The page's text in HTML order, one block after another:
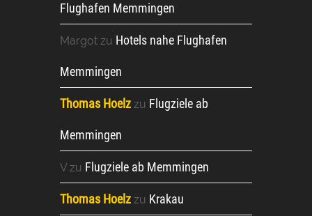
Flughafen Memmingen
Margot zu Hotels nahe Flughafen
Memmingen
Thomas Hoelz zu Flugziele ab
Memmingen
Vzu Flugziele ab Memmingen
Thomas Hoelz zu Krakau